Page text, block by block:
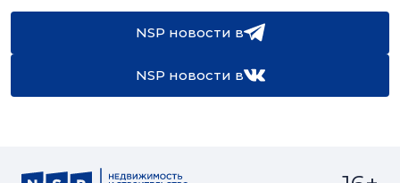
NSP новости в
NSP новости в